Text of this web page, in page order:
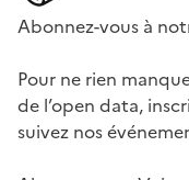
Abonnez-vous à
Pour ne rien
de l’open data,
suivez nos